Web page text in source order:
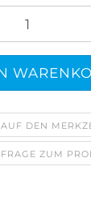
AUF DEN
FRAGE ZUM